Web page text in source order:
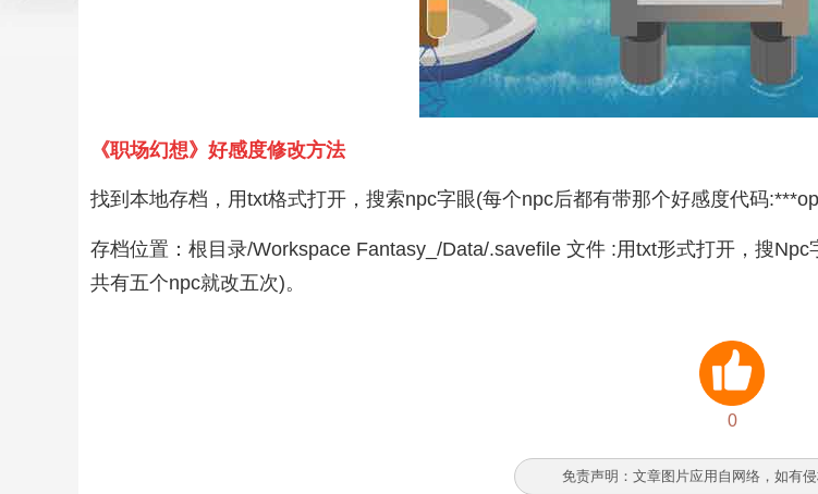
《职场幻想》好感度修改方法
找到本地存档，用txt格式打开，搜索npc字眼(每个npc后都有带那个好感度代码
存档位置：根目录/Workspace Fantasy_/Data/.savefile 文件 :用txt形式打开，搜
共有五个npc就改五次)。
0
免责声明：文章图片应用自网络，如有